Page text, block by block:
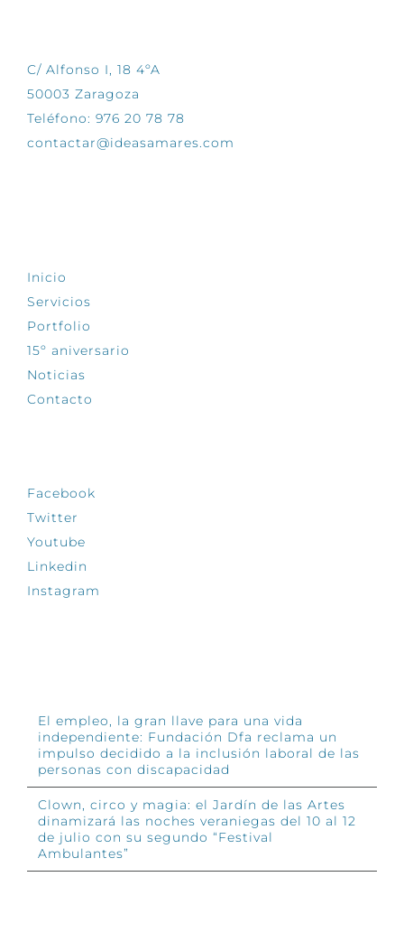
C/ Alfonso I, 18 4ºA
50003 Zaragoza
Teléfono: 976 20 78 78
contactar@ideasamares.com
Inicio
Servicios
Portfolio
15º aniversario
Noticias
Contacto
Facebook
Twitter
Youtube
Linkedin
Instagram
El empleo, la gran llave para una vida
independiente: Fundación Dfa reclama un
impulso decidido a la inclusión laboral de las
personas con discapacidad
Clown, circo y magia: el Jardín de las Artes
dinamizará las noches veraniegas del 10 al 12
de julio con su segundo “Festival
Ambulantes”